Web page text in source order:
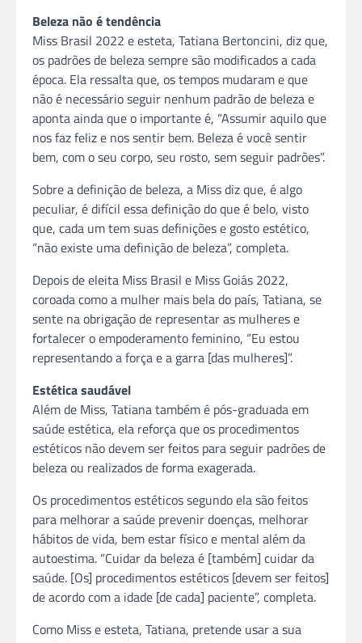
Beleza não é tendência
Miss Brasil 2022 e esteta, Tatiana Bertoncini, diz que,
os padrões de beleza sempre são modificados a cada
época. Ela ressalta que, os tempos mudaram e que
não é necessário seguir nenhum padrão de beleza e
aponta ainda que o importante é, “Assumir aquilo que
nos faz feliz e nos sentir bem. Beleza é você sentir
bem, com o seu corpo, seu rosto, sem seguir padrões”.
Sobre a definição de beleza, a Miss diz que, é algo
peculiar, é difícil essa definição do que é belo, visto
que, cada um tem suas definições e gosto estético,
“não existe uma definição de beleza”, completa.
Depois de eleita Miss Brasil e Miss Goiás 2022,
coroada como a mulher mais bela do país, Tatiana, se
sente na obrigação de representar as mulheres e
fortalecer o empoderamento feminino, “Eu estou
representando a força e a garra [das mulheres]”.
Estética saudável
Além de Miss, Tatiana também é pós-graduada em
saúde estética, ela reforça que os procedimentos
estéticos não devem ser feitos para seguir padrões de
beleza ou realizados de forma exagerada.
Os procedimentos estéticos segundo ela são feitos
para melhorar a saúde prevenir doenças, melhorar
hábitos de vida, bem estar físico e mental além da
autoestima. “Cuidar da beleza é [também] cuidar da
saúde. [Os] procedimentos estéticos [devem ser feitos]
de acordo com a idade [de cada] paciente”, completa.
Como Miss e esteta, Tatiana, pretende usar a sua